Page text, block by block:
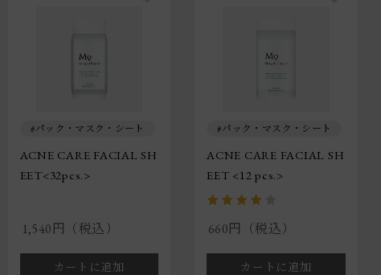
パック・マスク・シート
ACNE CARE FACIAL SH
EET<32pcs.>
1,540円（税込）
カートに追加
パック・マスク・シート
ACNE CARE FACIAL SH
EET <12 pcs.>
660円（税込）
カートに追加